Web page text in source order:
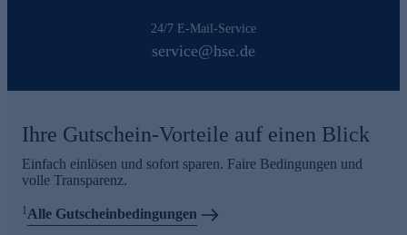
24/7 E-Mail-Service
service@hse.de
Ihre Gutschein-Vorteile auf einen Blick
Einfach einlösen und sofort sparen. Faire Bedingungen und
volle Transparenz.
1Alle Gutscheinbedingungen